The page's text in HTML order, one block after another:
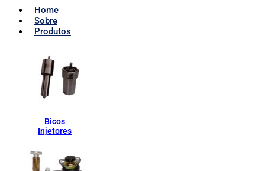
Home
Sobre
Produtos
Bicos
Injetores